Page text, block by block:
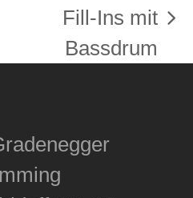
Nächster
Beitrag:
Fill-Ins mit
Bassdrum